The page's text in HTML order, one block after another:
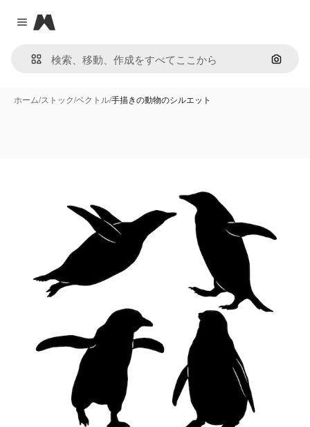
Close menu
Magnific
画像で
ホーム/ストック/ベクトル/手描きの動物のシルエット